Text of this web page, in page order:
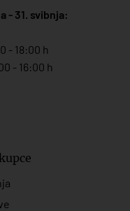
- 31. svibnja:
- 18:00 h
- 16:00 h